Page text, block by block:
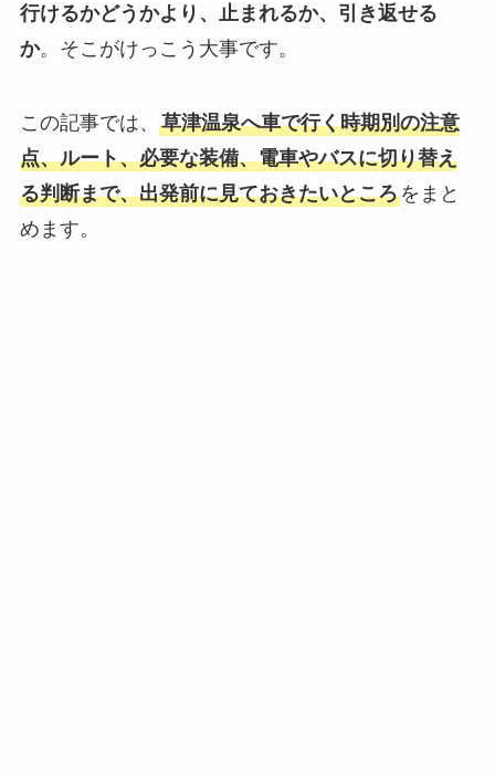
行けるかどうかより、止まれるか、引き返せる
か。そこがけっこう大事です。
この記事では、 草津温泉へ車で行く時期別の注意
点、ルート、必要な装備、電車やバスに切り替え
る判断まで、出発前に見ておきたいところをまと
めます。